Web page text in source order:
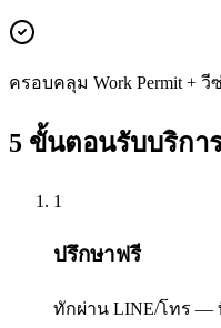
ครอบคลุม Work Permit +
5 ขั้นตอนรับบริกา
1
ปรึกษาฟรี
ทักผ่าน LINE/โทร —